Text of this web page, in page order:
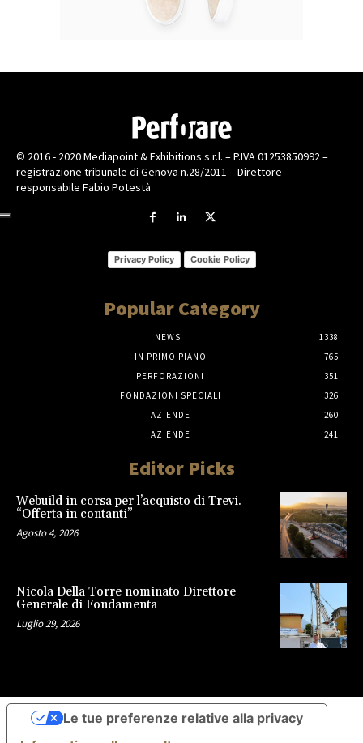
© 2016 - 2020 Mediapoint & Exhibitions s.r.l. – P.IVA 01253850992 –
registrazione tribunale di Genova n.28/2011 – Direttore
responsabile Fabio Potestà
Privacy Policy Cookie Policy
Popular Category
NEWS
1338
IN PRIMO PIANO
765
PERFORAZIONI
351
FONDAZIONI SPECIALI
326
AZIENDE
260
AZIENDE
241
Editor Picks
Webuild in corsa per l’acquisto di Trevi.
“Offerta in contanti”
Agosto 4, 2026
Nicola Della Torre nominato Direttore
Generale di Fondamenta
Luglio 29, 2026
Le tue preferenze relative alla privacy